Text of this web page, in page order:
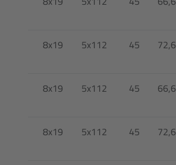
8x19 5x112 45 72,6
8x19 5x112 45 66,6
8x19 5x112 45 72,6